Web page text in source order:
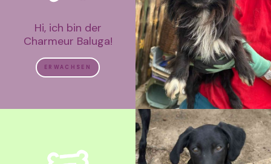
Hi, ich bin der
Charmeur Baluga!
ERWACHSEN